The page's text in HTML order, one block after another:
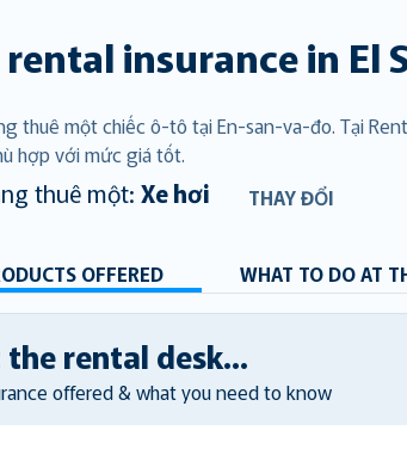
rental insurance in El
thuê một chiếc ô-tô tại En-san-va-đo. Tại
hợp với mức giá tốt.
thuê một: Xe hơi THAY ĐỔI
OFFERED WHAT TO DO AT
rental desk...
offered & what you need to know